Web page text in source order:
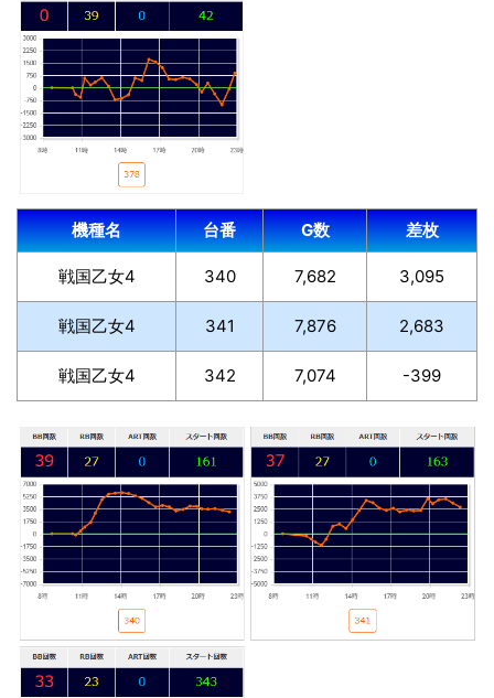
機種名 台番 G数 差枚
戦国乙女4 340 7,682 3,095
戦国乙女4 341 7,876 2,683
戦国乙女4 342 7,074 -399